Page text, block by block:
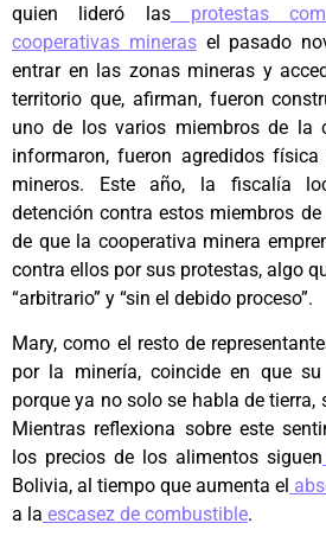
quien lideró lasprotestas
cooperativas minerasel pasado
entrar en las zonas mineras y
territorio que, afirman, fueron
uno de los varios miembros de la
informaron, fueron agredidos
mineros. Este año, la fiscalía
detención contra estos miembros
de que la cooperativa minera
contra ellos por sus protestas, algo
“arbitrario” y “sin el debido proceso”.
Mary, como el resto de
por la minería, coincide en que
porque ya no solo se habla de tierra,
Mientras reflexiona sobre este
los precios de los alimentos siguen
Bolivia, al tiempo que aumenta el
a la escasez de combustible.